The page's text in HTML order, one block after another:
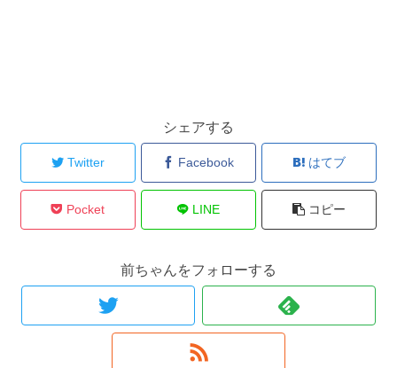
シェアする
Twitter Facebook はてブ
Pocket LINE コピー
前ちゃんをフォローする